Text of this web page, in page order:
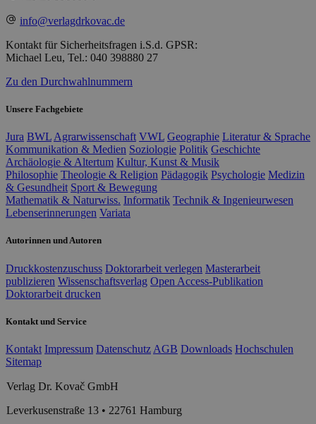
info@verlagdrkovac.de
Kontakt für Sicherheitsfragen i.S.d. GPSR:
Michael Leu, Tel.: 040 398880 27
Zu den Durchwahlnummern
Unsere Fachgebiete
Jura BWL Agrarwissenschaft VWL Geographie Literatur & Sprache
Kommunikation & Medien Soziologie Politik Geschichte
Archäologie & Altertum Kultur, Kunst & Musik
Philosophie Theologie & Religion Pädagogik Psychologie Medizin
& Gesundheit Sport & Bewegung
Mathematik & Naturwiss. Informatik Technik & Ingenieurwesen
Lebenserinnerungen Variata
Autorinnen und Autoren
Druckkostenzuschuss Doktorarbeit verlegen Masterarbeit
publizieren Wissenschaftsverlag Open Access-Publikation
Doktorarbeit drucken
Kontakt und Service
Kontakt Impressum Datenschutz AGB Downloads Hochschulen
Sitemap
Verlag Dr. Kovač GmbH
Leverkusenstraße 13 • 22761 Hamburg